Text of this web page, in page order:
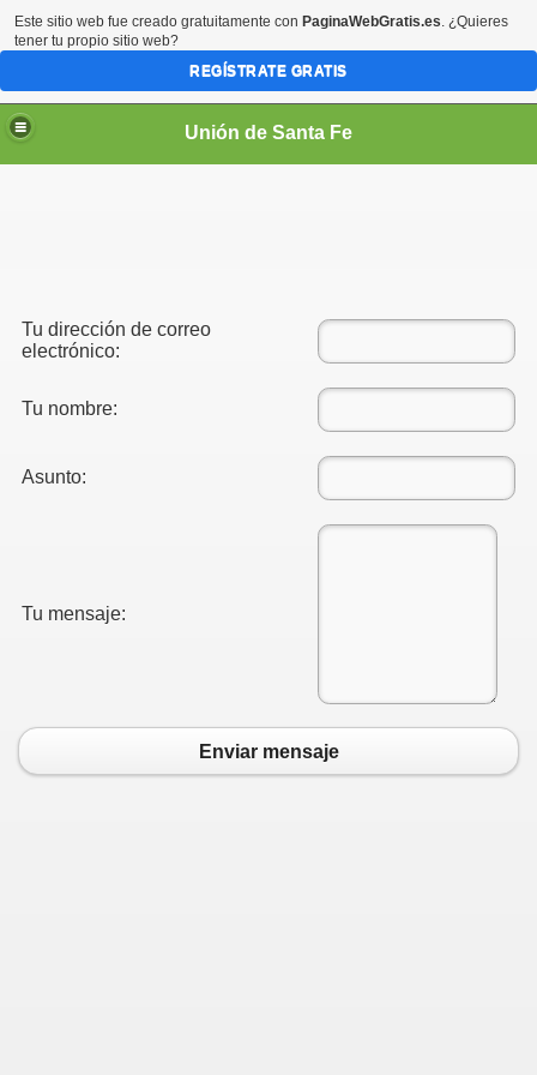
Unión de Santa Fe
Tu dirección de correo
electrónico:
Tu nombre:
Asunto:
Tu mensaje:
Enviar mensaje
Este sitio web fue creado gratuitamente con PaginaWebGratis.es. ¿Quieres
tener tu propio sitio web?
REGÍSTRATE GRATIS